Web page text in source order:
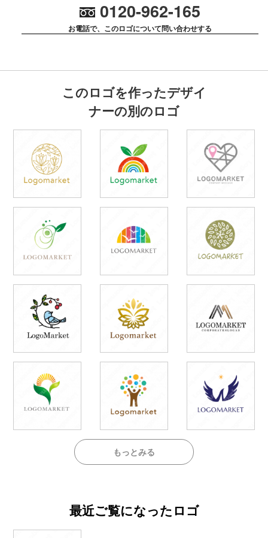
0120-962-165
お電話で、このロゴについて問い合わせする
このロゴを作ったデザイ
ナーの別のロゴ
もっとみる
最近ご覧になったロゴ